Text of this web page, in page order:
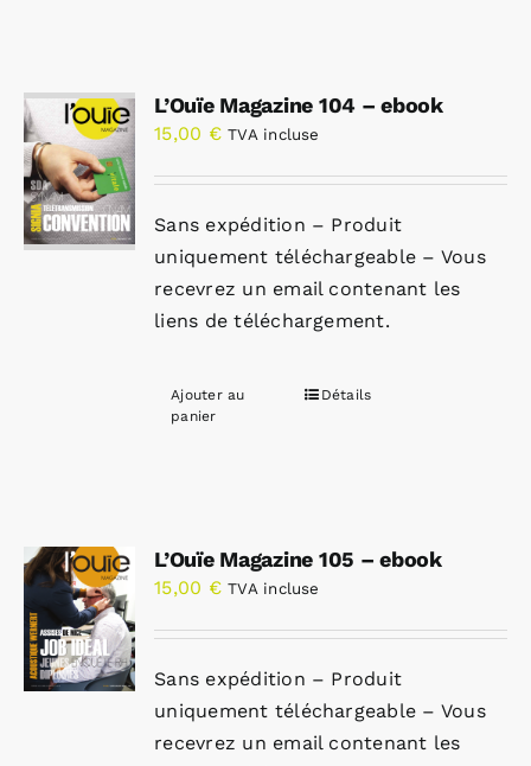
L’Ouïe Magazine 104 – ebook
15,00 € TVA incluse
Sans expédition – Produit
uniquement téléchargeable – Vous
recevrez un email contenant les
liens de téléchargement.
Ajouter au
panier
Détails
L’Ouïe Magazine 105 – ebook
15,00 € TVA incluse
Sans expédition – Produit
uniquement téléchargeable – Vous
recevrez un email contenant les